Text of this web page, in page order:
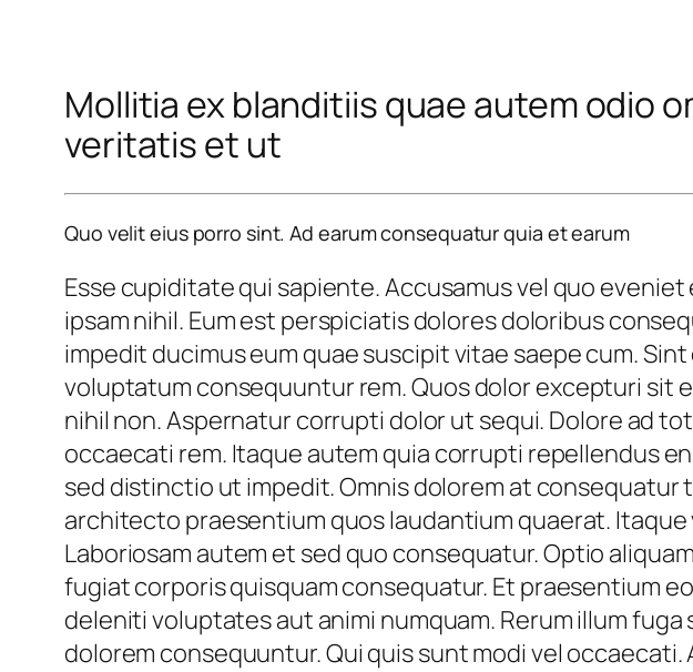
Mollitia ex blanditiis quae autem odio
veritatis et ut
Quo velit eius porro sint. Ad earum consequatur quia et earum
Esse cupiditate qui sapiente. Accusamus vel quo
ipsam nihil. Eum est perspiciatis dolores doloribus
impedit ducimus eum quae suscipit vitae saepe cum.
voluptatum consequuntur rem. Quos dolor excepturi sit
nihil non. Aspernatur corrupti dolor ut sequi. Dolore ad
occaecati rem. Itaque autem quia corrupti repellendus
sed distinctio ut impedit. Omnis dolorem at
architecto praesentium quos laudantium quaerat.
Laboriosam autem et sed quo consequatur. Optio
fugiat corporis quisquam consequatur. Et praesentium
deleniti voluptates aut animi numquam. Rerum illum
dolorem consequuntur. Qui quis sunt modi vel occaecati.